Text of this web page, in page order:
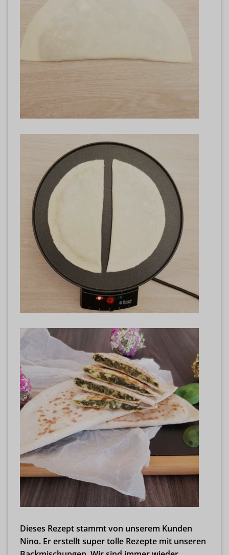
Dieses Rezept stammt von unserem Kunden
Nino. Er erstellt super tolle Rezepte mit unseren